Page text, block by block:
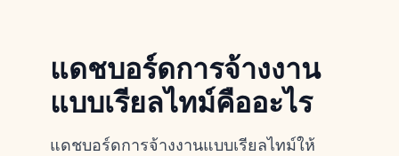
แดชบอร์ดการจ้างงาน
แบบเรียลไทม์คืออะไร
แดชบอร์ดการจ้างงานแบบเรียลไทม์ให้